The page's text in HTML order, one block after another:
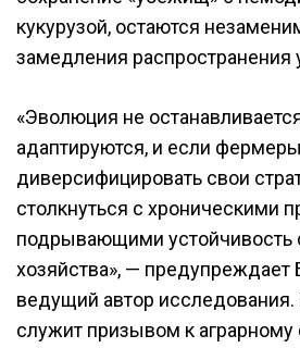
кукурузой, остаются
замедления распространения
«Эволюция не
адаптируются, и если
диверсифицировать свои
столкнуться с хроническими
подрывающими устойчивость
хозяйства», — предупреждает
ведущий автор исследования.
служит призывом к аграрному